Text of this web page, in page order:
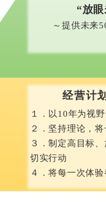
“放
～提供未来
经营计
１．以10年为视
２．坚持理论，
３．制定高目标
切实行动
４．将每一次体